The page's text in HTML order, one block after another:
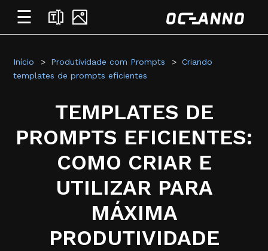
☰
Início Produtividade com Prompts
Criando
templates de prompts eficientes
TEMPLATES DE
PROMPTS EFICIENTES:
COMO CRIAR E
UTILIZAR PARA
MÁXIMA
PRODUTIVIDADE